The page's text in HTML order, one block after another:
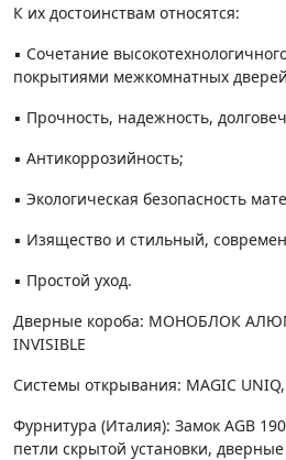
К их достоинствам относятся:
▪️ Сочетание
покрытиями межкомнатных
▪️ Прочность, надежность,
▪️ Антикоррозийность;
▪️ Экологическая безопасность
▪️ Изящество и стильный,
▪️ Простой уход.
Дверные короба: МОНОБЛОК
INVISIBLE
Системы открывания: MAGIC
Фурнитура (Италия): Замок AGB
петли скрытой установки,